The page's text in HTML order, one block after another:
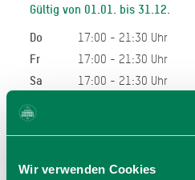
Wir verwenden Cookies
Gültig von 01.01. bis 31.12.
Do
17:00 - 21:30 Uhr
Fr
17:00 - 21:30 Uhr
Sa
17:00 - 21:30 Uhr
So
Allgemeiner Hinweis:
um die regulären Öffnungszeiten.